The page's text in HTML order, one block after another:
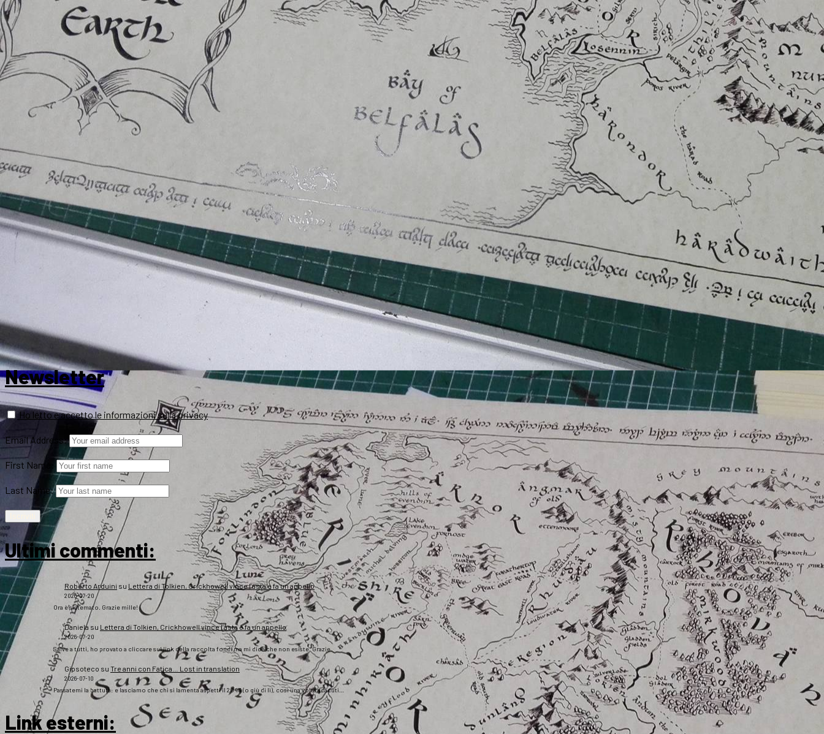
Newsletter
Ho letto e accetto le informazioni sulla privacy
Email Address:
First Name:
Last Name:
Ultimi commenti:
Roberto Arduini su Lettera di Tolkien, Crickhowell vince l’asta e fa un appello
2026-07-20
Ora è sistemato. Grazie mille!
Daniela su Lettera di Tolkien, Crickhowell vince l’asta e fa un appello
2026-07-20
Salve a tutti, ho provato a cliccare sul link della raccolta fondi ma mi dice che non esiste. Grazie
Gipsoteco su Tre anni con Fatica… Lost in translation
2026-07-10
Passatemi la battuta: e lasciamo che chi si lamenta aspetti il 2043 (o giù di lì), così una volta scaduti…
Link esterni: